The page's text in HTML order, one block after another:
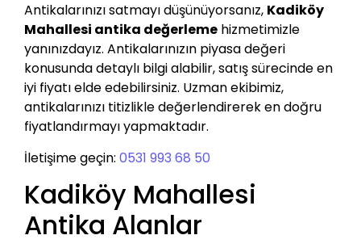
Antikalarınızı satmayı düşünüyorsanız, Kadiköy
Mahallesi antika değerleme hizmetimizle
yanınızdayız. Antikalarınızın piyasa değeri
konusunda detaylı bilgi alabilir, satış sürecinde en
iyi fiyatı elde edebilirsiniz. Uzman ekibimiz,
antikalarınızı titizlikle değerlendirerek en doğru
fiyatlandırmayı yapmaktadır.
İletişime geçin: 0531 993 68 50
Kadiköy Mahallesi
Antika Alanlar